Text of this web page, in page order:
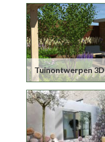
Tuinontwerpen 3D